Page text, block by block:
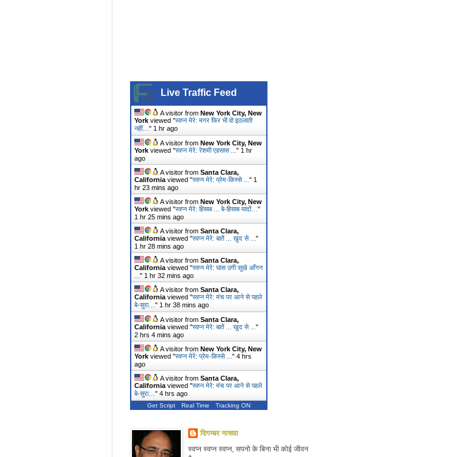
Live Traffic Feed
A visitor from New York City, New
York viewed "स्वप्न मेरे: मगर फिर भी वो इठलाती
नहीं… " 1 hr ago
A visitor from New York City, New
York viewed "स्वप्न मेरे: रेशमी एहसास ... " 1 hr
ago
A visitor from Santa Clara,
California viewed "स्वप्न मेरे: प्रेम-किस्से ... " 1
hr 23 mins ago
A visitor from New York City, New
York viewed "स्वप्न मेरे: हिसाब ... बे-हिसाब यादों… "
1 hr 25 mins ago
A visitor from Santa Clara,
California viewed "स्वप्न मेरे: बातें ... खुद से ... "
1 hr 28 mins ago
A visitor from Santa Clara,
California viewed "स्वप्न मेरे: घास उगी सूखे आँगन
" 1 hr 32 mins ago
A visitor from Santa Clara,
California viewed "स्वप्न मेरे: मंच पर आने से पहले
बे-सुरा… " 1 hr 38 mins ago
A visitor from Santa Clara,
California viewed "स्वप्न मेरे: बातें ... खुद से ... "
2 hrs 4 mins ago
A visitor from New York City, New
York viewed "स्वप्न मेरे: प्रेम-किस्से ... " 4 hrs
ago
A visitor from Santa Clara,
California viewed "स्वप्न मेरे: मंच पर आने से पहले
बे-सुरा… " 4 hrs ago
Get Script Real Time Tracking ON
दिगम्बर नासवा
स्वप्न स्वप्न स्वप्न, सपनो के बिना भी कोई जीवन